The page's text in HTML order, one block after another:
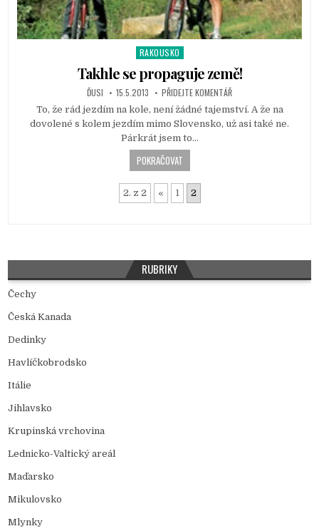
P
s
t
e
d
i
n
RAKOUSKO
Takhle se propaguje země!
ĎUSI 15.5.2013 PŘIDEJTE KOMENTÁŘ
To, že rád jezdím na kole, není žádné tajemství. A že na
dovolené s kolem jezdím mimo Slovensko, už asi také ne.
Párkrát jsem to…
POKRAČOVAT
2. z 2 « 1 2
RUBRIKY
Čechy
Česká Kanada
Dedinky
Havlíčkobrodsko
Itálie
Jihlavsko
Krupinská vrchovina
Lednicko-Valtický areál
Maďarsko
Mikulovsko
Mlynky